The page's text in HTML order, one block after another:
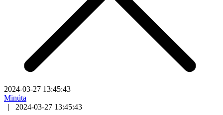
2024-03-27 13:45:43
Minúta
|
2024-03-27 13:45:43